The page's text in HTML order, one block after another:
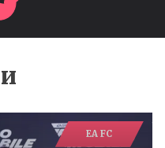
EA FC